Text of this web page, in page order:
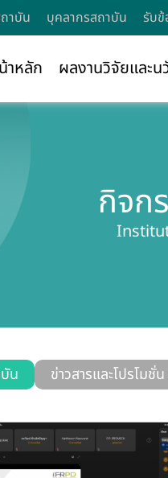
าบัน บุคลากรสถาบัน รับข้
าหลัก ผลงานวิจัยและ
กิจก
น ข่าวสารและโปรโมชั่